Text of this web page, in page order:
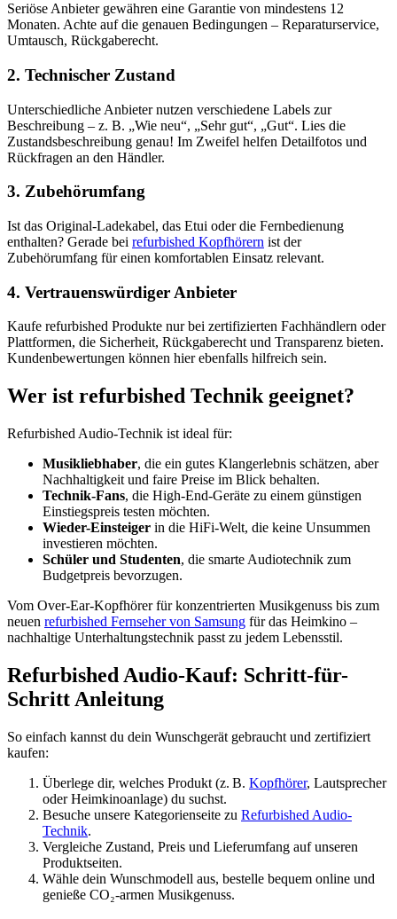
Seriöse Anbieter gewähren eine Garantie von mindestens 12
Monaten. Achte auf die genauen Bedingungen – Reparaturservice,
Umtausch, Rückgaberecht.
2. Technischer Zustand
Unterschiedliche Anbieter nutzen verschiedene Labels zur
Beschreibung – z. B. „Wie neu“, „Sehr gut“, „Gut“. Lies die
Zustandsbeschreibung genau! Im Zweifel helfen Detailfotos und
Rückfragen an den Händler.
3. Zubehörumfang
Ist das Original-Ladekabel, das Etui oder die Fernbedienung
enthalten? Gerade bei refurbished Kopfhörern ist der
Zubehörumfang für einen komfortablen Einsatz relevant.
4. Vertrauenswürdiger Anbieter
Kaufe refurbished Produkte nur bei zertifizierten Fachhändlern oder
Plattformen, die Sicherheit, Rückgaberecht und Transparenz bieten.
Kundenbewertungen können hier ebenfalls hilfreich sein.
Wer ist refurbished Technik geeignet?
Refurbished Audio-Technik ist ideal für:
Musikliebhaber, die ein gutes Klangerlebnis schätzen, aber
Nachhaltigkeit und faire Preise im Blick behalten.
Technik-Fans, die High-End-Geräte zu einem günstigen
Einstiegspreis testen möchten.
Wieder-Einsteiger in die HiFi-Welt, die keine Unsummen
investieren möchten.
Schüler und Studenten, die smarte Audiotechnik zum
Budgetpreis bevorzugen.
Vom Over-Ear-Kopfhörer für konzentrierten Musikgenuss bis zum
neuen refurbished Fernseher von Samsung für das Heimkino –
nachhaltige Unterhaltungstechnik passt zu jedem Lebensstil.
Refurbished Audio-Kauf: Schritt-für-
Schritt Anleitung
So einfach kannst du dein Wunschgerät gebraucht und zertifiziert
kaufen:
Überlege dir, welches Produkt (z. B. Kopfhörer, Lautsprecher
oder Heimkinoanlage) du suchst.
Besuche unsere Kategorienseite zu Refurbished Audio-
Technik.
Vergleiche Zustand, Preis und Lieferumfang auf unseren
Produktseiten.
Wähle dein Wunschmodell aus, bestelle bequem online und
genieße CO₂-armen Musikgenuss.